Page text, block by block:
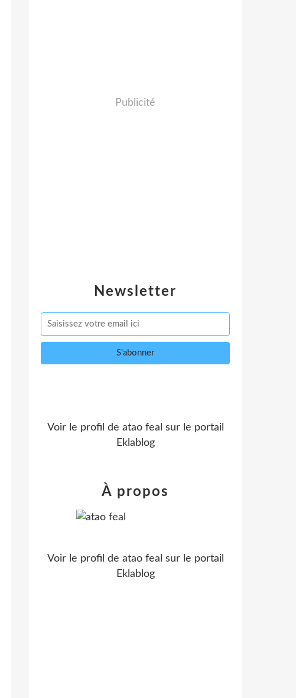
Newsletter
Publicité
Voir le profil de atao feal sur le portail
Eklablog
À propos
Voir le profil de atao feal sur le portail
Eklablog